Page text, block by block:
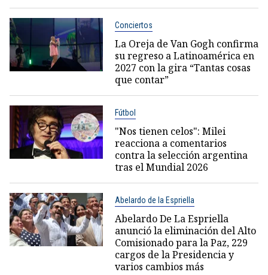
Conciertos
La Oreja de Van Gogh confirma
su regreso a Latinoamérica en
2027 con la gira “Tantas cosas
que contar”
Fútbol
"Nos tienen celos": Milei
reacciona a comentarios
contra la selección argentina
tras el Mundial 2026
Abelardo de la Espriella
Abelardo De La Espriella
anunció la eliminación del Alto
Comisionado para la Paz, 229
cargos de la Presidencia y
varios cambios más